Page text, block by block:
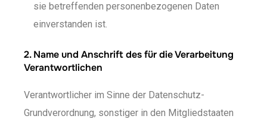
sie betreffenden personenbezogenen Daten
einverstanden ist.
2. Name und Anschrift des für die Verarbeitung
Verantwortlichen
Verantwortlicher im Sinne der Datenschutz-
Grundverordnung, sonstiger in den Mitgliedstaaten